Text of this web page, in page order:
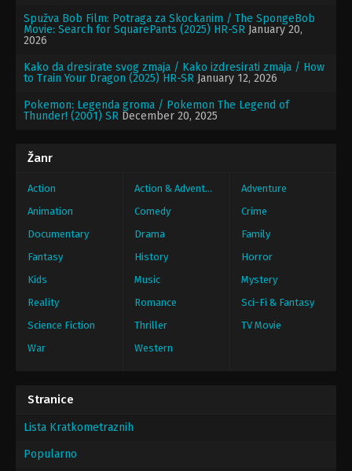
Spužva Bob Film: Potraga za Skockanim / The SpongeBob
Movie: Search for SquarePants (2025) HR-SR January 20,
2026
Kako da dresirate svog zmaja / Kako izdresirati zmaja / How
to Train Your Dragon (2025) HR-SR January 12, 2026
Pokemon: Legenda groma / Pokemon The Legend of
Thunder! (2001) SR December 20, 2025
Žanr
Action Action & Adventure
Adventure
Animation
Comedy
Crime
Documentary
Drama
Family
Fantasy
History
Horror
Kids
Music
Mystery
Reality
Romance
Sci-Fi & Fantasy
Science Fiction
Thriller
TV Movie
War
Western
Stranice
Lista Kratkometraznih
Popularno